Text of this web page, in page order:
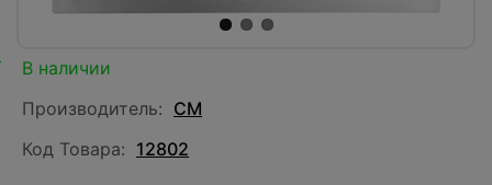
В наличии
Производитель: CM
Код Товара: 12802